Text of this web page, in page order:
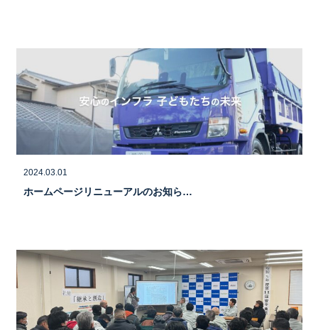
2024.03.01
ホームページリニューアルのお知ら…